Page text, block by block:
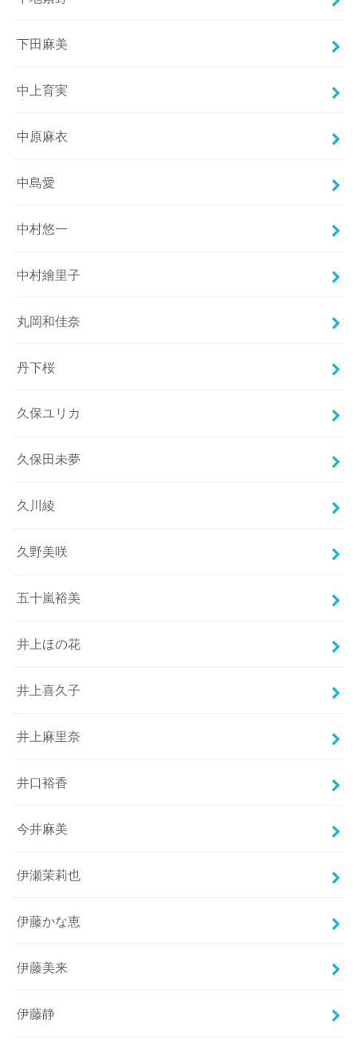
下田麻美
中上育実
中原麻衣
中島愛
中村悠一
中村繪里子
丸岡和佳奈
丹下桜
久保ユリカ
久保田未夢
久川綾
久野美咲
五十嵐裕美
井上ほの花
井上喜久子
井上麻里奈
井口裕香
今井麻美
伊瀬茉莉也
伊藤かな恵
伊藤美来
伊藤静